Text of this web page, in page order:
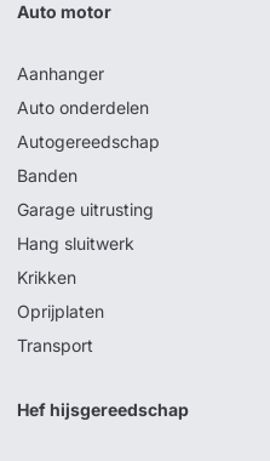
Auto motor
Aanhanger
Auto onderdelen
Autogereedschap
Banden
Garage uitrusting
Hang sluitwerk
Krikken
Oprijplaten
Transport
Hef hijsgereedschap